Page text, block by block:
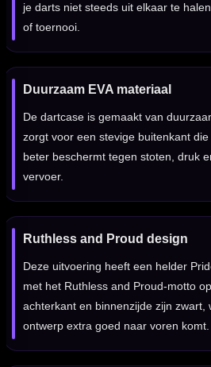
je darts niet steeds uit elkaar te
of toernooi.
Duurzaam EVA materiaal
De dartcase is gemaakt van
zorgt voor een stevige buitenkant
beter beschermt tegen stoten, druk
vervoer.
Ruthless and Proud design
Deze uitvoering heeft een helder
met het Ruthless and Proud-motto
achterkant en binnenzijde zijn zwart,
ontwerp extra goed naar voren komt.